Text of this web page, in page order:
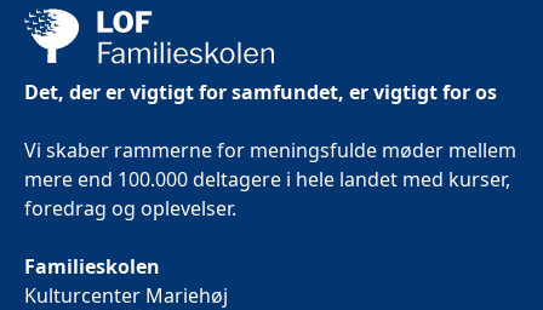
Det, der er vigtigt for samfundet, er vigtigt for os
Vi skaber rammerne for meningsfulde møder mellem
mere end 100.000 deltagere i hele landet med kurser,
foredrag og oplevelser.
Familieskolen
Kulturcenter Mariehøj